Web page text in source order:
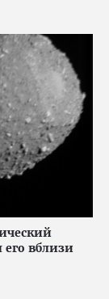
его вблизи